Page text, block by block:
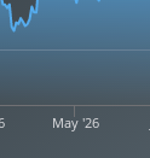
May '26